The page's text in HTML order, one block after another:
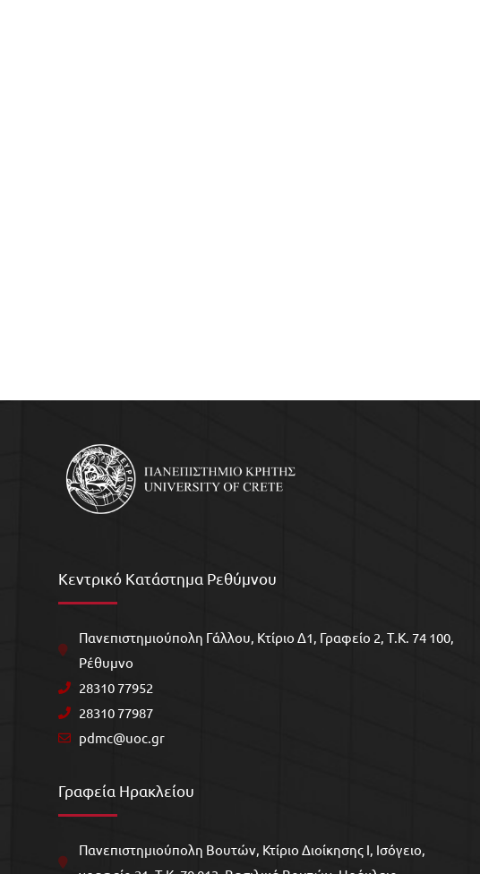
Κεντρικό Κατάστημα Ρεθύμνου
Πανεπιστημιούπολη Γάλλου, Kτίριο Δ1, Γραφείο 2, Τ.Κ. 74 100,
Ρέθυμνο
28310 77952
28310 77987
pdmc@uoc.gr
Γραφεία Ηρακλείου
Πανεπιστημιούπολη Βουτών, Κτίριο Διοίκησης Ι, Ισόγειο,